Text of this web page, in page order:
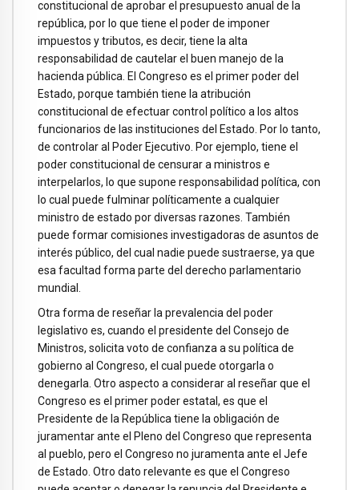
constitucional de aprobar el presupuesto anual de la
república, por lo que tiene el poder de imponer
impuestos y tributos, es decir, tiene la alta
responsabilidad de cautelar el buen manejo de la
hacienda pública. El Congreso es el primer poder del
Estado, porque también tiene la atribución
constitucional de efectuar control político a los altos
funcionarios de las instituciones del Estado. Por lo tanto,
de controlar al Poder Ejecutivo. Por ejemplo, tiene el
poder constitucional de censurar a ministros e
interpelarlos, lo que supone responsabilidad política, con
lo cual puede fulminar políticamente a cualquier
ministro de estado por diversas razones. También
puede formar comisiones investigadoras de asuntos de
interés público, del cual nadie puede sustraerse, ya que
esa facultad forma parte del derecho parlamentario
mundial.
Otra forma de reseñar la prevalencia del poder
legislativo es, cuando el presidente del Consejo de
Ministros, solicita voto de confianza a su política de
gobierno al Congreso, el cual puede otorgarla o
denegarla. Otro aspecto a considerar al reseñar que el
Congreso es el primer poder estatal, es que el
Presidente de la República tiene la obligación de
juramentar ante el Pleno del Congreso que representa
al pueblo, pero el Congreso no juramenta ante el Jefe
de Estado. Otro dato relevante es que el Congreso